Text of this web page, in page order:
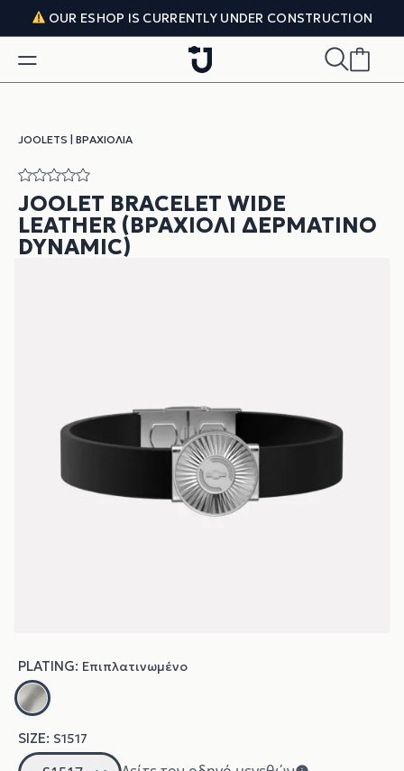
Skip to content
OUR ESHOP IS CURRENTLY UNDER CONSTRUCTION
JOOLETS ΒΡΑΧΙΌΛΙΑ
JOOLET BRACELET WIDE
LEATHER (ΒΡΑΧΙΌΛΙ ΔΕΡΜΆΤΙΝΟ
DYNAMIC)